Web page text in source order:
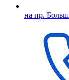
на пр.